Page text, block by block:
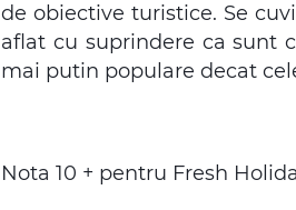
de obiective turistice. Se
aflat cu suprindere ca sunt
mai putin populare decat
Nota 10 + pentru Fresh